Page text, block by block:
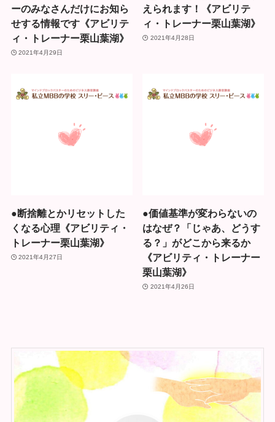
ーのみなさんだけにお知ら
せする情報です《アビリテ
ィ・トレーナー栗山葉湖》
2021年4月29日
えられます！《アビリテ
ィ・トレーナー栗山葉湖》
2021年4月28日
●断捨離とかリセットした
くなる心理《アビリティ・
トレーナー栗山葉湖》
2021年4月27日
●価値基準が変わらないの
はなぜ？「じゃあ、どうす
る？」がどこから来るか
《アビリティ・トレーナー
栗山葉湖》
2021年4月26日